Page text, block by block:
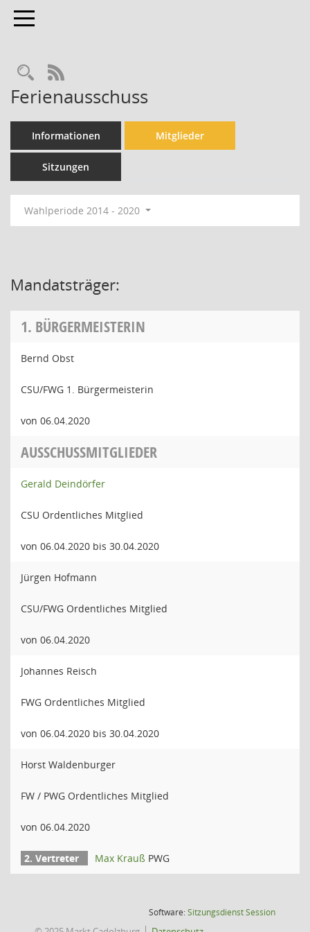
Toggle navigation
Rechercheauswahl
RSS-Feed
Ferienausschuss
Informationen Mitglieder
Sitzungen
Wahlperiode 2014 - 2020
Mandatsträger:
1. BÜRGERMEISTERIN
Bernd Obst
CSU/FWG 1. Bürgermeisterin
von 06.04.2020
AUSSCHUSSMITGLIEDER
Gerald Deindörfer
CSU Ordentliches Mitglied
von 06.04.2020 bis 30.04.2020
Jürgen Hofmann
CSU/FWG Ordentliches Mitglied
von 06.04.2020
Johannes Reisch
FWG Ordentliches Mitglied
von 06.04.2020 bis 30.04.2020
Horst Waldenburger
FW / PWG Ordentliches Mitglied
von 06.04.2020
Max Krauß PWG
Software:SitzungsdienstSession(Wird in